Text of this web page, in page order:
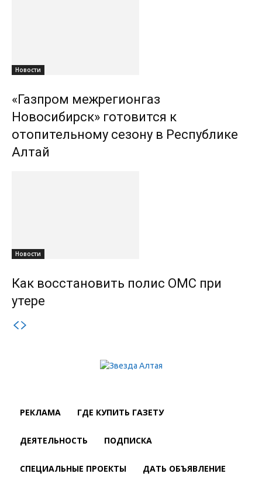
Новости
«Газпром межрегионгаз
Новосибирск» готовится к
отопительному сезону в Республике
Алтай
Новости
Как восстановить полис ОМС при
утере
РЕКЛАМА ГДЕ КУПИТЬ ГАЗЕТУ
ДЕЯТЕЛЬНОСТЬ ПОДПИСКА
СПЕЦИАЛЬНЫЕ ПРОЕКТЫ ДАТЬ ОБЪЯВЛЕНИЕ